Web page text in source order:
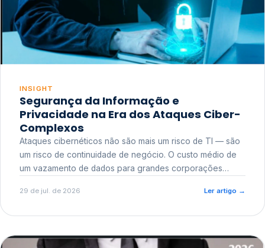
INSIGHT
Segurança da Informação e
Privacidade na Era dos Ataques Ciber-
Complexos
Ataques cibernéticos não são mais um risco de TI — são
um risco de continuidade de negócio. O custo médio de
um vazamento de dados para grandes corporações
reputacional e o risco regulatório junto a órgãos como a
29 de jul. de 2026 Ler artigo →